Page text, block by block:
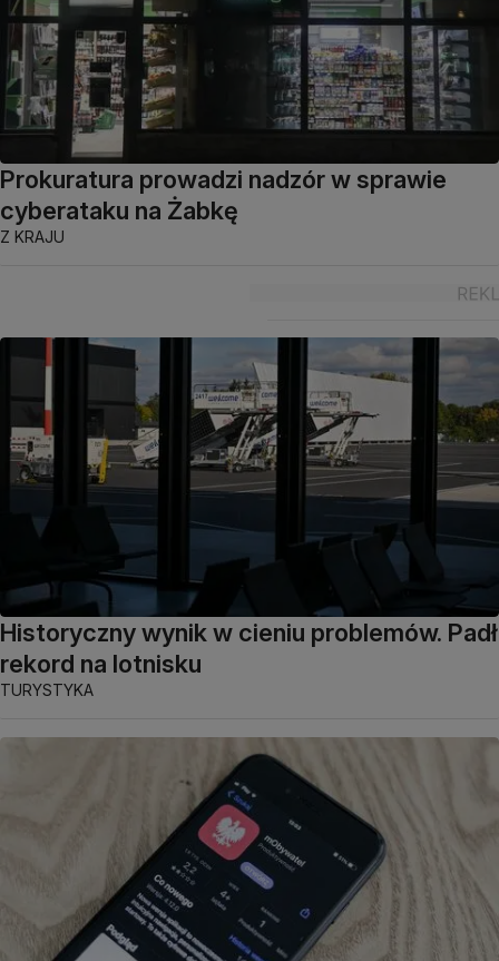
Prokuratura prowadzi nadzór w sprawie
cyberataku na Żabkę
Z KRAJU
Historyczny wynik w cieniu problemów. Padł
rekord na lotnisku
TURYSTYKA